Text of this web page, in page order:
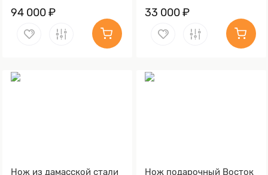
гарды и тыльника)
94 000 ₽ 33 000 ₽
Нож из дамасской стали Нож подарочный Восток